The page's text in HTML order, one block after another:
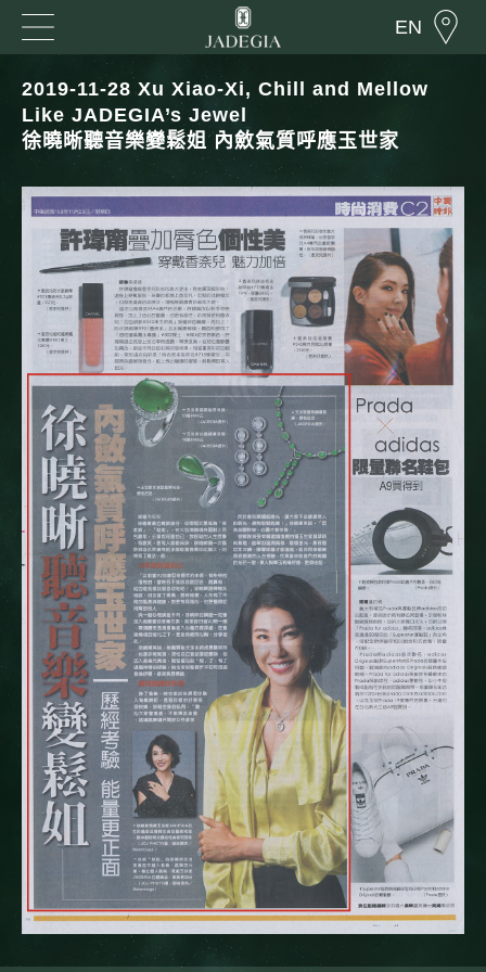
EN
2019-11-28 Xu Xiao-Xi, Chill and Mellow
Like JADEGIA’s Jewel
徐曉晰聽音樂變鬆姐 內斂氣質呼應玉世家